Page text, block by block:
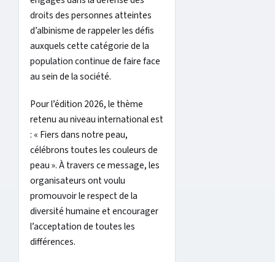
droits des personnes atteintes
d’albinisme de rappeler les défis
auxquels cette catégorie de la
population continue de faire face
au sein de la société.
Pour l’édition 2026, le thème
retenu au niveau international est
: « Fiers dans notre peau,
célébrons toutes les couleurs de
peau ». À travers ce message, les
organisateurs ont voulu
promouvoir le respect de la
diversité humaine et encourager
l’acceptation de toutes les
différences.